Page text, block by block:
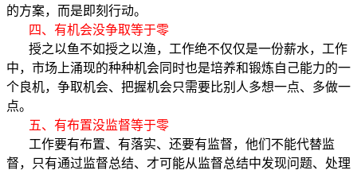
的方案，而是即刻行动。
四、有机会没争取等于零
授之以鱼不如授之以渔，工作绝不仅仅是一份薪水，工作
中，市场上涌现的种种机会同时也是培养和锻炼自己能力的一
个良机，争取机会、把握机会只需要比别人多想一点、多做一
点。
五、有布置没监督等于零
工作要有布置、有落实、还要有监督，他们不能代替监
督，只有通过监督总结、才可能从监督总结中发现问题、处理